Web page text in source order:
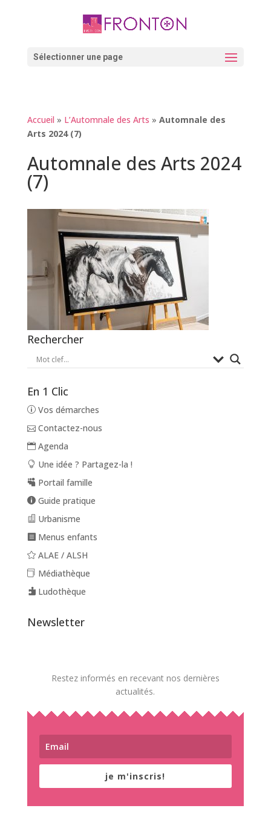
Sélectionner une page
Accueil » L’Automnale des Arts » Automnale des
Arts 2024 (7)
Automnale des Arts 2024
(7)
Rechercher
En 1 Clic
Vos démarches
Contactez-nous
Agenda
Une idée ? Partagez-la !
Portail famille
Guide pratique
Urbanisme
Menus enfants
ALAE / ALSH
Médiathèque
Ludothèque
Newsletter
Restez informés en recevant nos dernières
actualités.
je m'inscris!